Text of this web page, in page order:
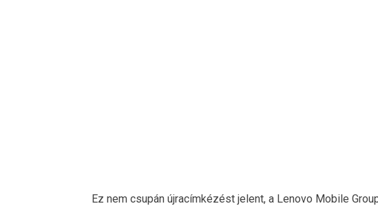
Ez nem csupán újracímkézést jelent, a Lenovo Mobile